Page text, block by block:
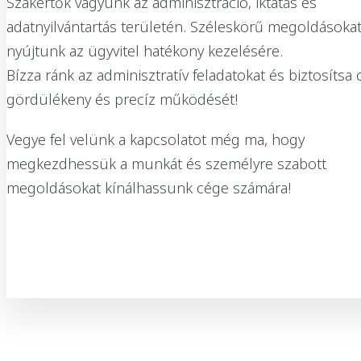
adatnyilvántartás területén. Széleskörű megoldásokat
nyújtunk az ügyvitel hatékony kezelésére.
Bízza ránk az adminisztratív feladatokat és biztosítsa
gördülékeny és precíz működését!
Vegye fel velünk a kapcsolatot még ma, hogy
megkezdhessük a munkát és személyre szabott
megoldásokat kínálhassunk cége számára!